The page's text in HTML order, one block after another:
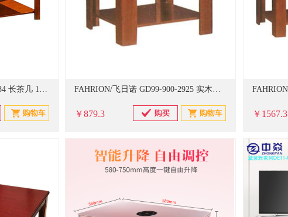
UTICA/优迪卡 GE70-400-3584 长茶几 1200×600×450mm (单位：个) FAHRION/飞日诺 GD99-900-2925 实木茶几 600x600mmx450mm (单位：个)
￥879.3 ￥1567.3